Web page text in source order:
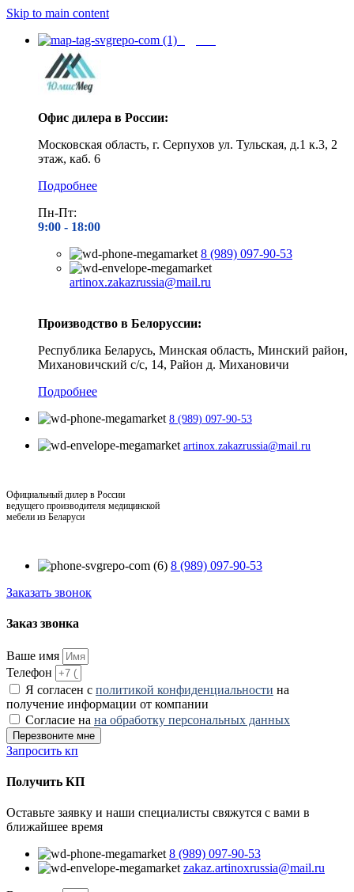
Skip to main content
Офис дилера в России:
Московская область, г. Серпухов ул. Тульская, д.1 к.3, 2
этаж, каб. 6
Подробнее
Пн-Пт:
9:00 - 18:00
8 (989) 097-90-53
artinox.zakazrussia@mail.ru
Производство в Белоруссии:
Республика Беларусь, Минская область, Минский район,
Михановичский с/с, 14, Район д. Михановичи
Подробнее
8 (989) 097-90-53
artinox.zakazrussia@mail.ru
Официальный дилер в России
ведущего производителя медицинской
мебели из Беларуси
8 (989) 097-90-53
Заказать звонок
Заказ звонка
Ваше имя
Телефон
Я согласен с политикой конфиденциальности на
получение информации от компании
Согласие на на обработку персональных данных
Перезвоните мне
Запросить кп
Получить КП
Оставьте заявку и наши специалисты свяжутся с вами в
ближайшее время
8 (989) 097-90-53
zakaz.artinoxrussia@mail.ru